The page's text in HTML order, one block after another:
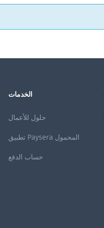
الخدمات
حلول للأعمال
تطبيق Paysera المحمول
حساب الدفع